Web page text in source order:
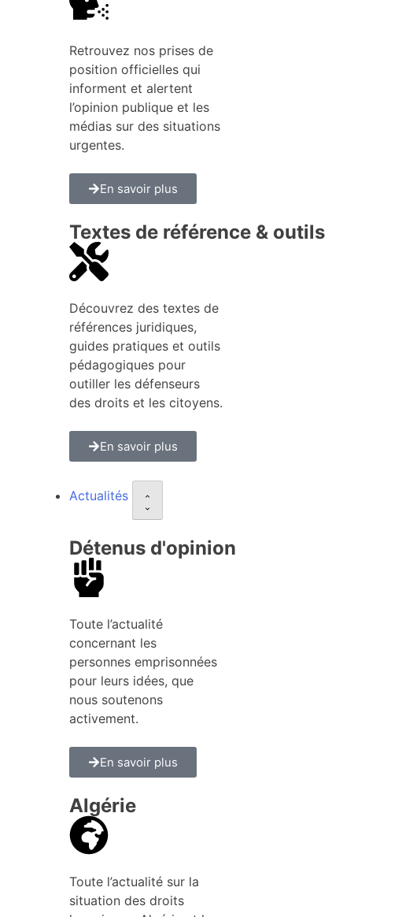
Retrouvez nos prises de
position officielles qui
informent et alertent
l’opinion publique et les
médias sur des situations
urgentes.
En savoir plus
Textes de référence & outils
Découvrez des textes de
références juridiques,
guides pratiques et outils
pédagogiques pour
outiller les défenseurs
des droits et les citoyens.
En savoir plus
Actualités
Détenus d'opinion
Toute l’actualité
concernant les
personnes emprisonnées
pour leurs idées, que
nous soutenons
activement.
En savoir plus
Algérie
Toute l’actualité sur la
situation des droits